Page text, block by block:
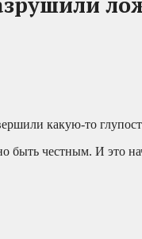
какую-то
быть честным. И это